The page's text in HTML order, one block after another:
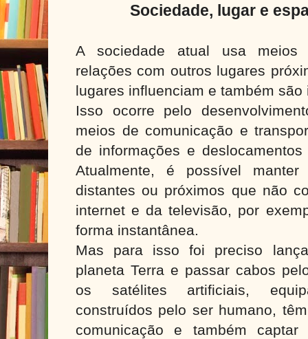
Sociedade, lugar e
A sociedade atual usa meios
relações com outros lugares
lugares influenciam e também são
Isso ocorre pelo
meios de comunicação e
de informações e
Atualmente, é possível
distantes ou próximos que não
internet e da televisão, por
forma instantânea.
Mas para isso foi preciso
planeta Terra e passar cabos
os satélites artificiais,
construídos pelo ser humano,
comunicação e também